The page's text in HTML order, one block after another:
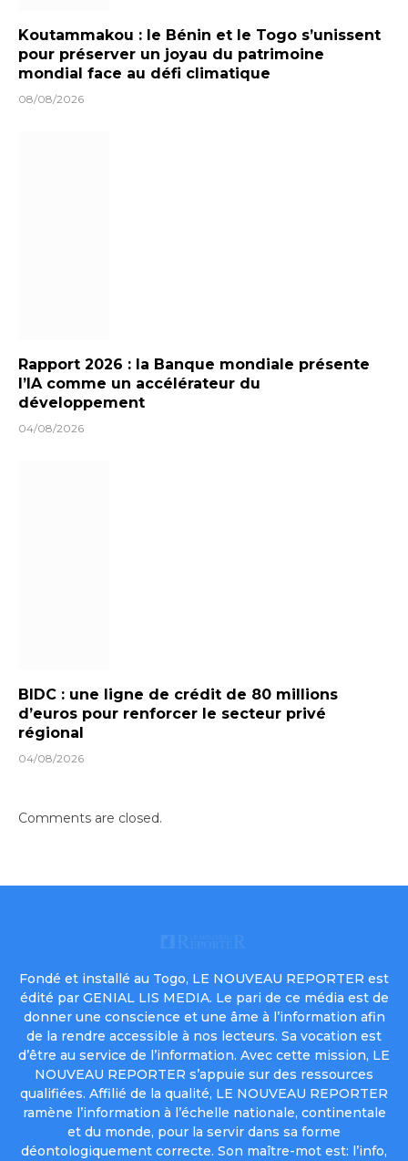
Koutammakou : le Bénin et le Togo s’unissent
pour préserver un joyau du patrimoine
mondial face au défi climatique
08/08/2026
Rapport 2026 : la Banque mondiale présente
l’IA comme un accélérateur du
développement
04/08/2026
BIDC : une ligne de crédit de 80 millions
d’euros pour renforcer le secteur privé
régional
04/08/2026
Comments are closed.
Fondé et installé au Togo, LE NOUVEAU REPORTER est
édité par GENIAL LIS MEDIA. Le pari de ce média est de
donner une conscience et une âme à l’information afin
de la rendre accessible à nos lecteurs. Sa vocation est
d’être au service de l’information. Avec cette mission, LE
NOUVEAU REPORTER s’appuie sur des ressources
qualifiées. Affilié de la qualité, LE NOUVEAU REPORTER
ramène l’information à l’échelle nationale, continentale
et du monde, pour la servir dans sa forme
déontologiquement correcte. Son maître-mot est: l’info,